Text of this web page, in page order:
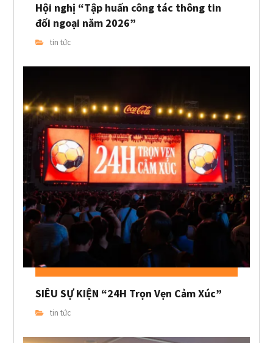
Hội nghị “Tập huấn công tác thông tin
đối ngoại năm 2026”
tin tức
SIÊU SỰ KIỆN “24H Trọn Vẹn Cảm Xúc”
tin tức